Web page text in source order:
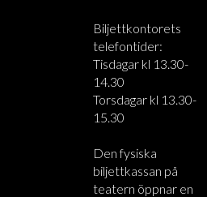
Biljettkontorets
telefontider:
Tisdagar kl 13.30-
14.30
Torsdagar kl 13.30-
15.30
Den fysiska
biljettkassan på
teatern öppnar en